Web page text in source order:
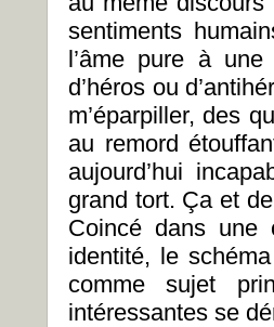
sentiments
l’âme pure à une
d’héros ou
m’éparpiller, des
au remord
aujourd’hui
grand tort. Ça et
Coincé dans une
identité, le
comme sujet
intéressantes se